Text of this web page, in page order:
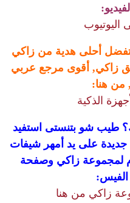
اليوتيوب
أحلى هدية من زاكي
زاكي, أقوى مرجع عربي
من هنا:
الذكية
طيب شو بتنستى استفيد
على يد أمهر شيفات
لمجموعة زاكي وصفحة
زاكي من هنا